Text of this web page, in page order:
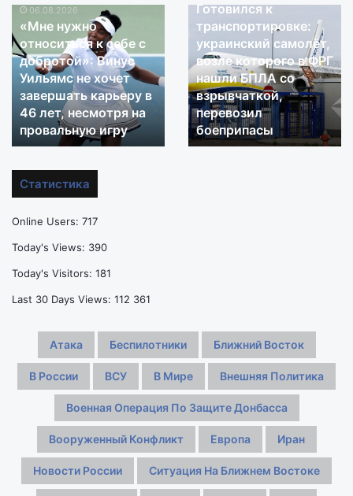
«Мне
нужно
относиться
к
себе
добротой»:
Винус
Уильямс
хочет
в
46
несмотря
на
провальную
06.08.2026
«Мне нужно
относиться к себе с
добротой»: Винус
Уильямс не хочет
завершать карьеру в
46 лет, несмотря на
провальную игру
Готовился
транспортировке:
украинский
самолёт,
возле
которого
в
ФРГ
Готовился к
транспортировке:
украинский самолёт,
возле которого в ФРГ
нашли БПЛА со
взрывчаткой,
перевозил
боеприпасы
Статистика
Online Users: 717
Today's Views: 390
Today's Visitors: 181
Last 30 Days Views: 112 361
Атака Беспилотники Ближний Восток
В России ВСУ В Мире Внешняя Политика
Военная Операция По Защите Донбасса
Вооруженный Конфликт Европа Иран
Новости России Ситуация На Ближнем Востоке